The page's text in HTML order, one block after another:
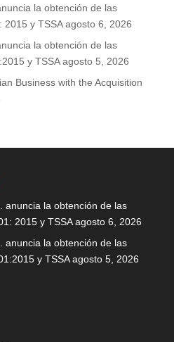
la obtención de las
2015 y TSSA agosto 6, 2026
la obtención de las
y TSSA agosto 5, 2026
Business with the Acquisition
anuncia la obtención de las
2015 y TSSA agosto 6, 2026
anuncia la obtención de las
y TSSA agosto 5, 2026